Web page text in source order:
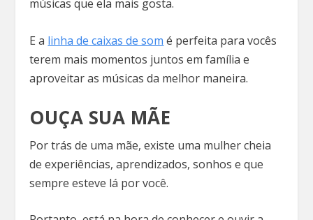
músicas que ela mais gosta.
E a linha de caixas de som é perfeita para vocês
terem mais momentos juntos em família e
aproveitar as músicas da melhor maneira.
OUÇA SUA MÃE
Por trás de uma mãe, existe uma mulher cheia
de experiências, aprendizados, sonhos e que
sempre esteve lá por você.